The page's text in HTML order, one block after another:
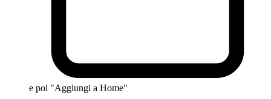
e poi "Aggiungi a Home"